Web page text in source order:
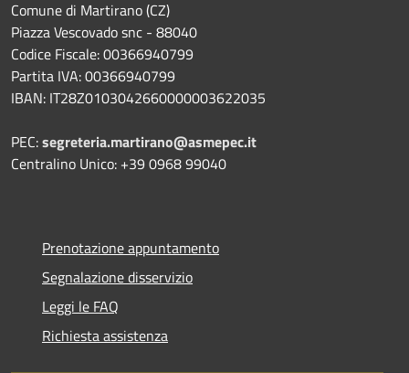
Comune di Martirano (CZ)
Piazza Vescovado snc - 88040
Codice Fiscale: 00366940799
Partita IVA: 00366940799
IBAN: IT28Z0103042660000003622035
PEC:segreteria.martirano@asmepec.it
Centralino Unico: +39 0968 99040
Prenotazione appuntamento
Segnalazione disservizio
Leggi le FAQ
Richiesta assistenza